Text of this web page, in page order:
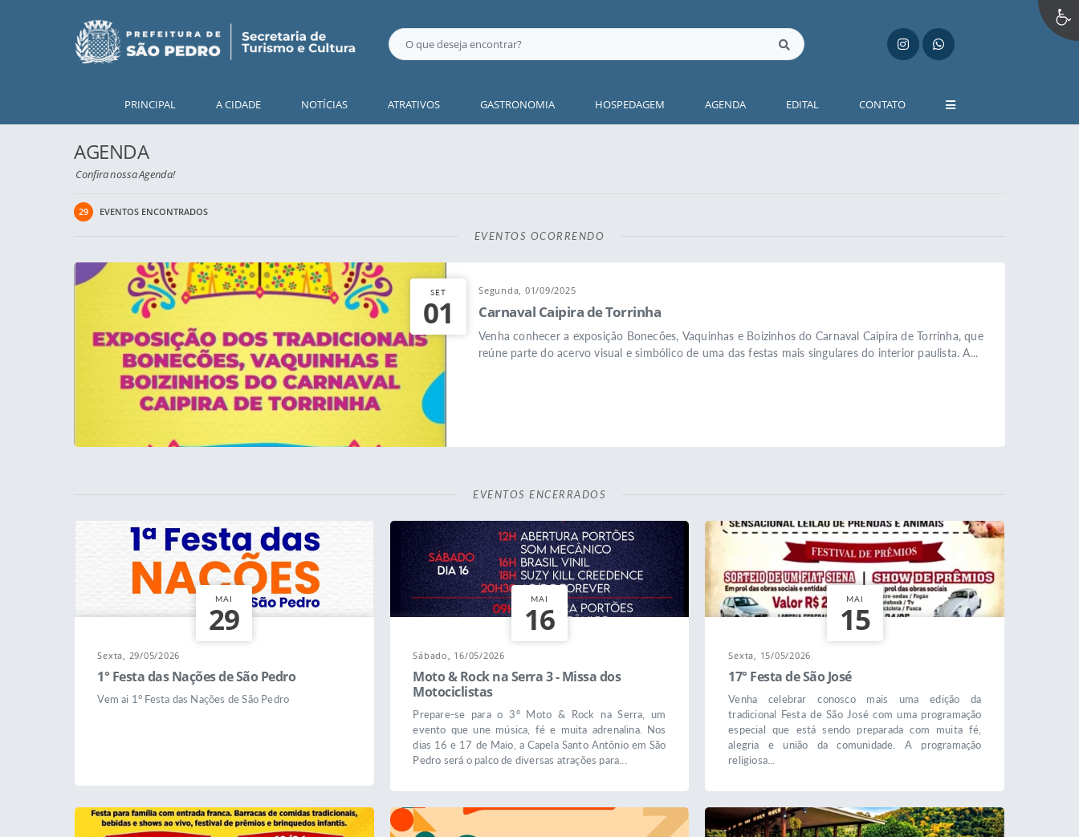
PRINCIPAL A CIDADE NOTÍCIAS ATRATIVOS GASTRONOMIA HOSPEDAGEM AGENDA EDITAL CONTATO
AGENDA
Confira nossa Agenda!
29 EVENTOS ENCONTRADOS
EVENTOS OCORRENDO
SET
01
Segunda, 01/09/2025
Carnaval Caipira de Torrinha
Venha conhecer a exposição Bonecões, Vaquinhas e Boizinhos do Carnaval Caipira de Torrinha, que
reúne parte do acervo visual e simbólico de uma das festas mais singulares do interior paulista. A...
EVENTOS ENCERRADOS
MAI
29
Sexta, 29/05/2026
1° Festa das Nações de São Pedro
Vem ai 1° Festa das Nações de São Pedro
MAI
16
Sábado, 16/05/2026
Moto & Rock na Serra 3 - Missa dos
Motociclistas
Prepare-se para o 3º Moto & Rock na Serra, um
evento que une música, fé e muita adrenalina. Nos
dias 16 e 17 de Maio, a Capela Santo Antônio em São
Pedro será o palco de diversas atrações para...
MAI
15
Sexta, 15/05/2026
17° Festa de São José
Venha celebrar conosco mais uma edição da
tradicional Festa de São José com uma programação
especial que está sendo preparada com muita fé,
alegria e união da comunidade. A programação
religiosa...